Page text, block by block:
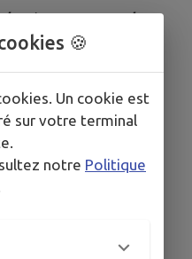
Bâtiments /
🍪
Un cookie est
sur votre terminal
notre Politique